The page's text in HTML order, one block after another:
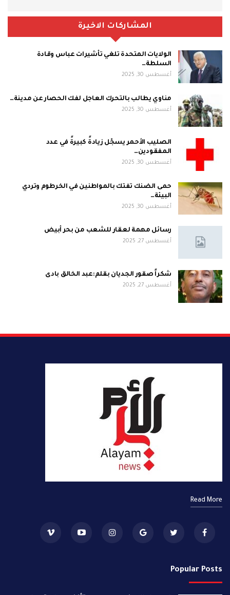
المشاركات الاخيرة
الولايات المتحدة تلغي تأشيرات عباس وقادة
السلطة…
أغسطس 30, 2025
مناوي يطالب بالتحرك العاجل لفك الحصار عن مدينة…
أغسطس 30, 2025
الصليب الأحمر يسجّل زيادةً كبيرةً في عدد
المفقودين…
أغسطس 30, 2025
حمى الضنك تفتك بالمواطنين في الخرطوم وتردي
البيئة…
أغسطس 30, 2025
رسائل مهمة لعقار للشعب من بحر أبيض
أغسطس 27, 2025
شكراً صقور الجديان بقلم:عبد الخالق بادى
أغسطس 27, 2025
Read More
Popular Posts